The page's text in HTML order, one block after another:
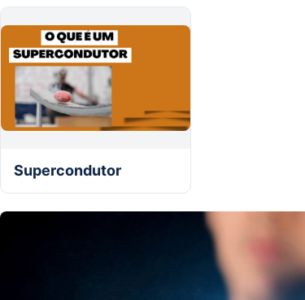
Supercondutor